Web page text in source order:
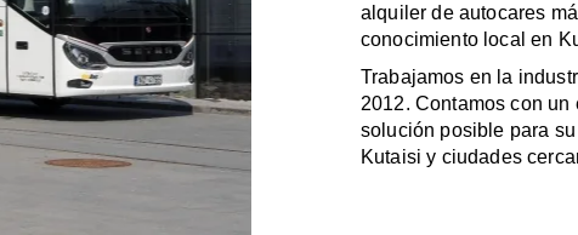
alquiler de autocares
conocimiento local en
Trabajamos en la
2012. Contamos con
solución posible para
Kutaisi y ciudades